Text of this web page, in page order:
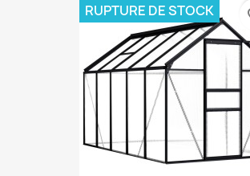
RUPTURE DE STOCK